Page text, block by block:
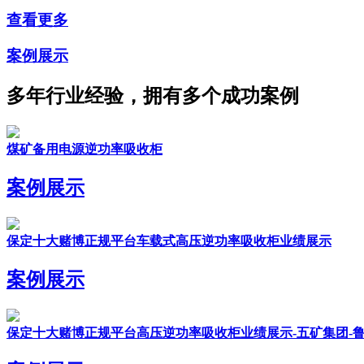
查看更多
案例展示
多年行业经验，拥有多个成功案例
煤矿备用电源逆功率吸收柜
案例展示
保定十大赌博正规平台车载式高压逆功率吸收柜业绩展示
案例展示
保定十大赌博正规平台高压逆功率吸收柜业绩展示-五矿集团-